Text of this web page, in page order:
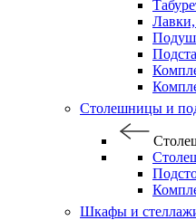
Столешницы и
Шкафы и